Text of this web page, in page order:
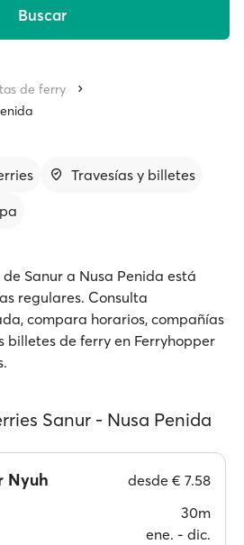
Buscar
de ferry
Travesías y billetes
Sanur a Nusa Penida está
regulares. Consulta
compara horarios, compañías
billetes de ferry en Ferryhopper
Sanur - Nusa Penida
Nyuh desde € 7.58
30m
ene. ‐ dic.